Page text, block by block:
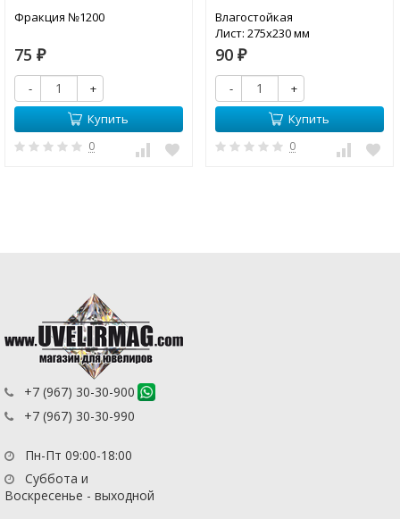
Фракция №1200
75 ₽
-
+
Купить
0
Влагостойкая
Лист: 275х230 мм
90 ₽
-
+
Купить
0
+7 (967) 30-30-900
+7 (967) 30-30-990
Пн-Пт 09:00-18:00
Суббота и
Воскресенье - выходной